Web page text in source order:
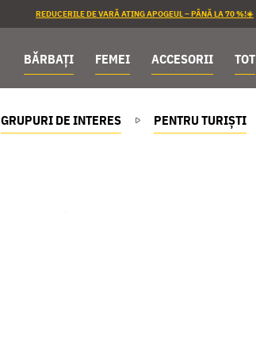
REDUCERILE DE VARĂ ATING APOGEUL – PÂNĂ LA 70 %!☀️
BĂRBAȚI FEMEI ACCESORII TOT
GRUPURI DE INTERES PENTRU TURIȘTI